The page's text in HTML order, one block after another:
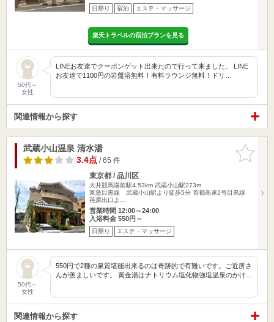
日帰り 宿泊 エステ・マッサージ
楽天トラベルの宿泊プランを見る
50代～
女性
LINEお友達でクーポンゲット出来たので行って来ました。 LINE
お友達で1100円の岩盤浴無料！有料ラウンジ無料！ドリ…
関連情報から探す
お気に入
りに追加
武蔵小山温泉 清水湯
3.4点/ 65 件
東京都 / 品川区
大井競馬場前駅4.53km 武蔵小山駅273m
東急目黒線 武蔵小山駅より徒歩5分 首都高速2号目黒線
荏原出口よ…
営業時間 12:00～24:00
入浴料金 550円～
日帰り エステ・マッサージ
50代～
女性
550円で2種の泉質堪能出来るのは奇跡的で有難いです。ご近所さ
んが羨ましいです。 黄金湯はナトリウム塩化物強塩温泉のかけ…
関連情報から探す